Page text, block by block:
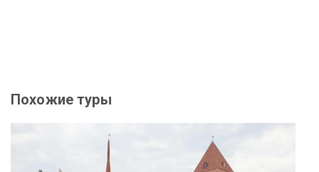
Похожие туры